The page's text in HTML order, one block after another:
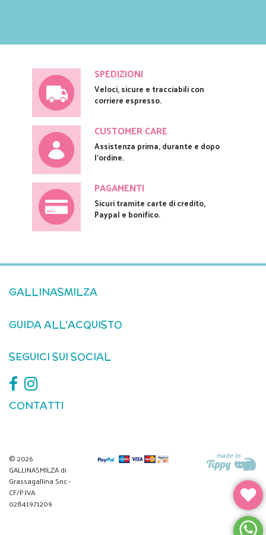
SPEDIZIONI
Veloci, sicure e tracciabili con
corriere espresso.
CUSTOMER CARE
Assistenza prima, durante e dopo
l'ordine.
PAGAMENTI
Sicuri tramite carte di credito,
Paypal e bonifico.
GALLINASMILZA
GUIDA ALL'ACQUISTO
SEGUICI SUI SOCIAL
CONTATTI
© 2026
GALLINASMILZA di
Grassagallina Snc -
CF/P.IVA
02841971209